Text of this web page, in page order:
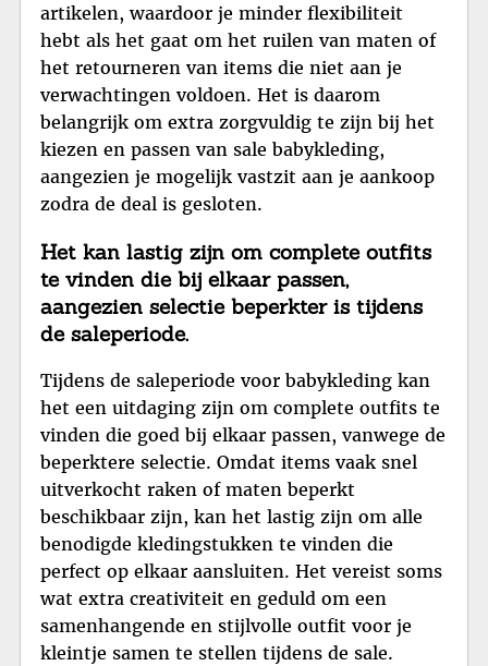
artikelen, waardoor je minder flexibiliteit
hebt als het gaat om het ruilen van maten of
het retourneren van items die niet aan je
verwachtingen voldoen. Het is daarom
belangrijk om extra zorgvuldig te zijn bij het
kiezen en passen van sale babykleding,
aangezien je mogelijk vastzit aan je aankoop
zodra de deal is gesloten.
Het kan lastig zijn om complete outfits
te vinden die bij elkaar passen,
aangezien selectie beperkter is tijdens
de saleperiode.
Tijdens de saleperiode voor babykleding kan
het een uitdaging zijn om complete outfits te
vinden die goed bij elkaar passen, vanwege de
beperktere selectie. Omdat items vaak snel
uitverkocht raken of maten beperkt
beschikbaar zijn, kan het lastig zijn om alle
benodigde kledingstukken te vinden die
perfect op elkaar aansluiten. Het vereist soms
wat extra creativiteit en geduld om een
samenhangende en stijlvolle outfit voor je
kleintje samen te stellen tijdens de sale.